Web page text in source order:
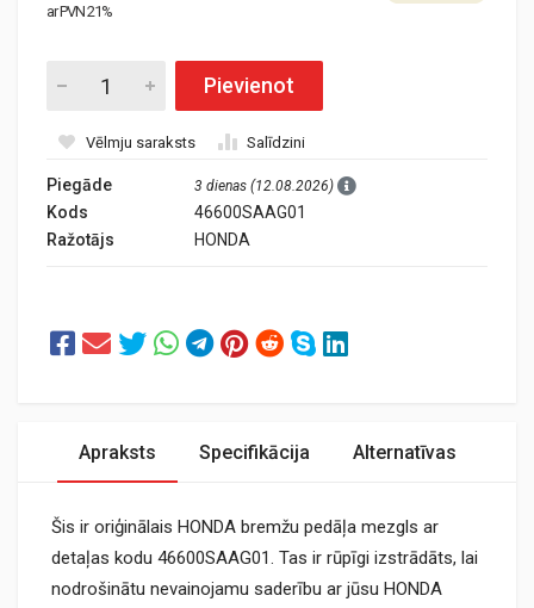
ar PVN 21%
Pievienot
Vēlmju saraksts Salīdzini
Piegāde 3 dienas (12.08.2026)
Kods
46600SAAG01
Ražotājs
HONDA
Apraksts Specifikācija Alternatīvas
Šis ir oriģinālais HONDA bremžu pedāļa mezgls ar
detaļas kodu 46600SAAG01. Tas ir rūpīgi izstrādāts, lai
nodrošinātu nevainojamu saderību ar jūsu HONDA